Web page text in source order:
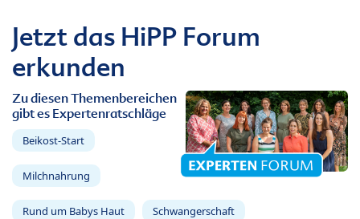
Jetzt das HiPP Forum
erkunden
Zu diesen Themenbereichen
gibt es Expertenratschläge
Beikost-Start
Milchnahrung
Rund um Babys Haut Schwangerschaft